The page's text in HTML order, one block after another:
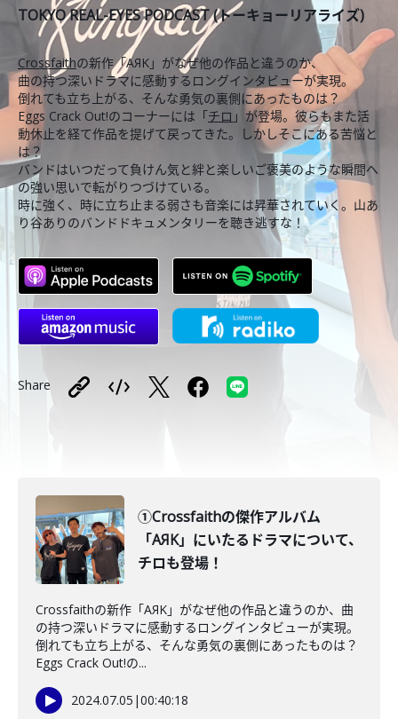
TOKYO REAL-EYES PODCAST (トーキョーリアライズ)
Crossfaithの新作「AЯK」がなぜ他の作品と違うのか、
曲の持つ深いドラマに感動するロングインタビューが実現。
倒れても立ち上がる、そんな勇気の裏側にあったものは？
Eggs Crack Out!のコーナーには「チロ 」が登場。彼らもまた活
動休止を経て作品を提げて戻ってきた。しかしそこにある苦悩と
は？
バンドはいつだって負けん気と絆と楽しいご褒美のような瞬間へ
の強い思いで転がりつづけている。
時に強く、時に立ち止まる弱さも音楽には昇華されていく。山あ
り谷ありのバンドドキュメンタリーを聴き逃すな！
Share
①Crossfaithの傑作アルバム
「AЯK」にいたるドラマについて、
チロも登場！
Crossfaithの新作「AЯK」がなぜ他の作品と違うのか、曲
の持つ深いドラマに感動するロングインタビューが実現。
倒れても立ち上がる、そんな勇気の裏側にあったものは？
Eggs Crack Out!の...
2024.07.05 |00:40:18